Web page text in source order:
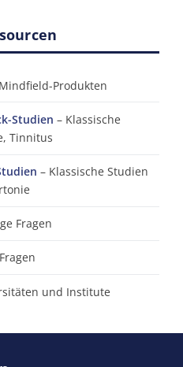
Produkten
Studien – Klassische
Tinnitus
– Klassische Studien
Fragen
und Institute